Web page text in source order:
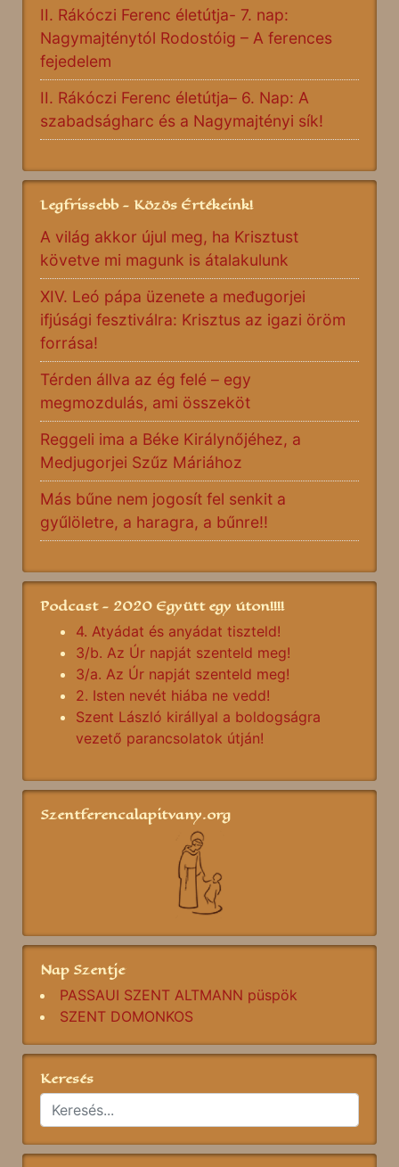
II. Rákóczi Ferenc életútja- 7. nap:
Nagymajténytól Rodostóig – A ferences
fejedelem
II. Rákóczi Ferenc életútja– 6. Nap: A
szabadságharc és a Nagymajtényi sík!
Legfrissebb - Közös Értékeink!
A világ akkor újul meg, ha Krisztust
követve mi magunk is átalakulunk
XIV. Leó pápa üzenete a međugorjei
ifjúsági fesztiválra: Krisztus az igazi öröm
forrása!
Térden állva az ég felé – egy
megmozdulás, ami összeköt
Reggeli ima a Béke Királynőjéhez, a
Medjugorjei Szűz Máriához
Más bűne nem jogosít fel senkit a
gyűlöletre, a haragra, a bűnre!!
Podcast - 2020 Együtt egy úton!!!!
4. Atyádat és anyádat tiszteld!
3/b. Az Úr napját szenteld meg!
3/a. Az Úr napját szenteld meg!
2. Isten nevét hiába ne vedd!
Szent László királlyal a boldogságra
vezető parancsolatok útján!
Szentferencalapitvany.org
Nap Szentje
PASSAUI SZENT ALTMANN püspök
SZENT DOMONKOS
Keresés